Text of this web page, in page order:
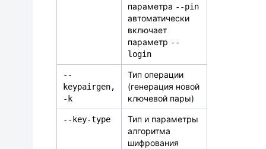
параметра --pin
автоматически
включает
параметр --
login
--
keypairgen,
- k
Тип операции
(генерация новой
ключевой пары)
- - key-type
Тип и параметры
алгоритма
шифрования